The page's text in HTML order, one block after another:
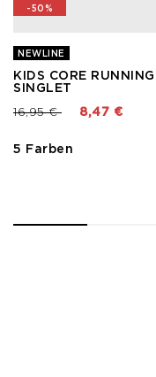
-50%
NEWLINE
KIDS CORE RUNNING
SINGLET
Preis reduziert von
16,95 €bis 8,47 €
5 Farben